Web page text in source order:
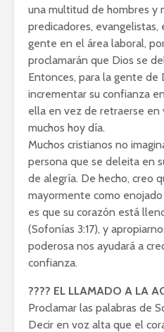
una multitud de hombres y
predicadores, evangelistas,
gente en el área laboral,
proclamarán que Dios se
Entonces, para la gente de
incrementar su confianza
ella en vez de retraerse en
muchos hoy día.
Muchos cristianos no
persona que se deleita en
de alegría. De hecho, creo
mayormente como
es que su corazón está
(Sofonías 3:17), y
poderosa nos ayudará a
confianza.
???? EL LLAMADO A LA
Proclamar las palabras de
Decir en voz alta que el